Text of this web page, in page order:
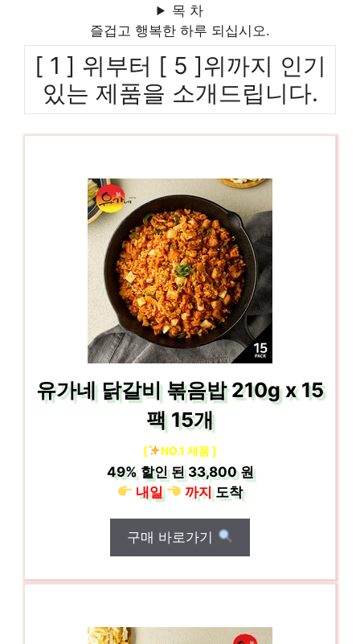
목 차
즐겁고 행복한 하루 되십시오.
[ 1 ] 위부터 [ 5 ]위까지 인기
있는 제품을 소개드립니다.
유가네 닭갈비 볶음밥 210g x 15
팩 15개
[ NO.1 제품 ]
49%할인 된33,800 원
내일
까지도착
구매 바로가기